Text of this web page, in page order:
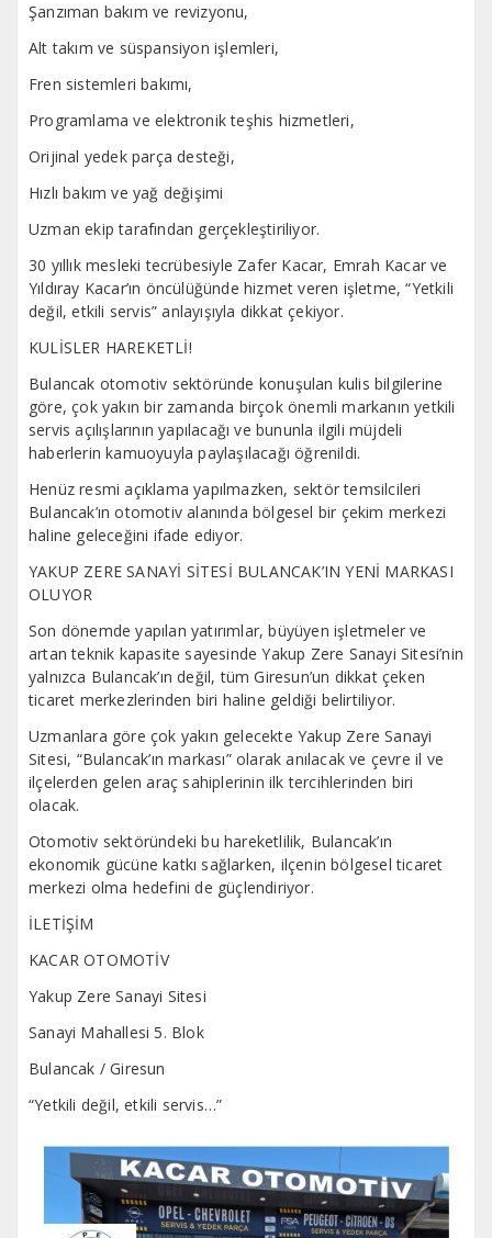
Şanzıman bakım ve revizyonu,
Alt takım ve süspansiyon işlemleri,
Fren sistemleri bakımı,
Programlama ve elektronik teşhis hizmetleri,
Orijinal yedek parça desteği,
Hızlı bakım ve yağ değişimi
Uzman ekip tarafından gerçekleştiriliyor.
30 yıllık mesleki tecrübesiyle Zafer Kacar, Emrah Kacar ve
Yıldıray Kacar’ın öncülüğünde hizmet veren işletme, “Yetkili
değil, etkili servis” anlayışıyla dikkat çekiyor.
KULİSLER HAREKETLİ!
Bulancak otomotiv sektöründe konuşulan kulis bilgilerine
göre, çok yakın bir zamanda birçok önemli markanın yetkili
servis açılışlarının yapılacağı ve bununla ilgili müjdeli
haberlerin kamuoyuyla paylaşılacağı öğrenildi.
Henüz resmi açıklama yapılmazken, sektör temsilcileri
Bulancak’ın otomotiv alanında bölgesel bir çekim merkezi
haline geleceğini ifade ediyor.
YAKUP ZERE SANAYİ SİTESİ BULANCAK’IN YENİ MARKASI
OLUYOR
Son dönemde yapılan yatırımlar, büyüyen işletmeler ve
artan teknik kapasite sayesinde Yakup Zere Sanayi Sitesi’nin
yalnızca Bulancak’ın değil, tüm Giresun’un dikkat çeken
ticaret merkezlerinden biri haline geldiği belirtiliyor.
Uzmanlara göre çok yakın gelecekte Yakup Zere Sanayi
Sitesi, “Bulancak’ın markası” olarak anılacak ve çevre il ve
ilçelerden gelen araç sahiplerinin ilk tercihlerinden biri
olacak.
Otomotiv sektöründeki bu hareketlilik, Bulancak’ın
ekonomik gücüne katkı sağlarken, ilçenin bölgesel ticaret
merkezi olma hedefini de güçlendiriyor.
İLETİŞİM
KACAR OTOMOTİV
Yakup Zere Sanayi Sitesi
Sanayi Mahallesi 5. Blok
Bulancak / Giresun
“Yetkili değil, etkili servis…”